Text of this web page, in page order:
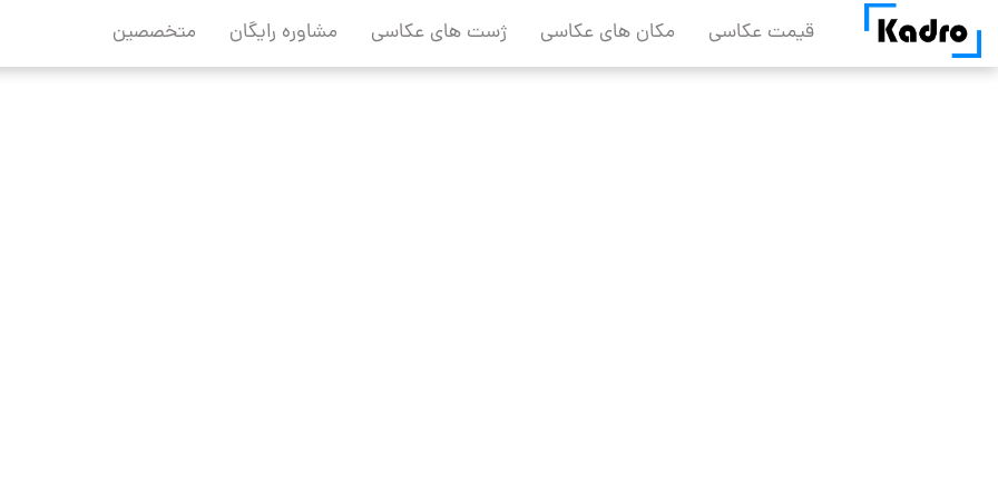
content
قیمت عکاسی مکان های عکاسی ژست های عکاسی مشاوره رایگان متخصصین